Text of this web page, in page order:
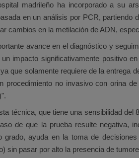
madrileño ha incorporado a su
en un análisis por PCR,
cambios en la metilación de ADN,
avance en el diagnóstico y
impacto significativamente positivo
que solamente requiere de la
procedimiento no invasivo con orina
técnica, que tiene una sensibilidad
de que la prueba resulte negativa,
grado, ayuda en la toma de
sin pasar por alto la presencia de